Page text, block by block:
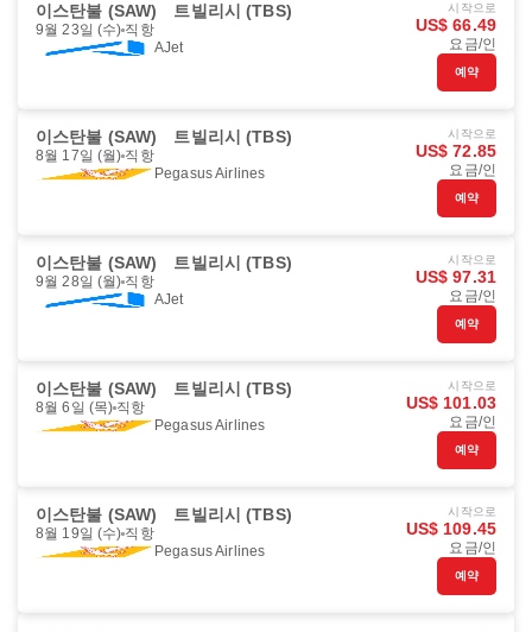
이스탄불 (SAW) 트빌리시 (TBS)
9월 23일 (수) 직항
AJet
시작으로
US$ 66.49
요금/인
예약
이스탄불 (SAW) 트빌리시 (TBS)
8월 17일 (월) 직항
Pegasus Airlines
시작으로
US$ 72.85
요금/인
예약
이스탄불 (SAW) 트빌리시 (TBS)
9월 28일 (월) 직항
AJet
시작으로
US$ 97.31
요금/인
예약
이스탄불 (SAW) 트빌리시 (TBS)
8월 6일 (목) 직항
Pegasus Airlines
시작으로
US$ 101.03
요금/인
예약
이스탄불 (SAW) 트빌리시 (TBS)
8월 19일 (수) 직항
Pegasus Airlines
시작으로
US$ 109.45
요금/인
예약